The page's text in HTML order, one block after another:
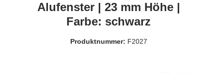
Alufenster | 23 mm Höhe |
Farbe: schwarz
Produktnummer: F2027